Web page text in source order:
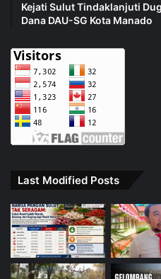
Kejati Sulut Tindaklanjuti
Dana DAU-SG Kota Manado
Last Modified Posts